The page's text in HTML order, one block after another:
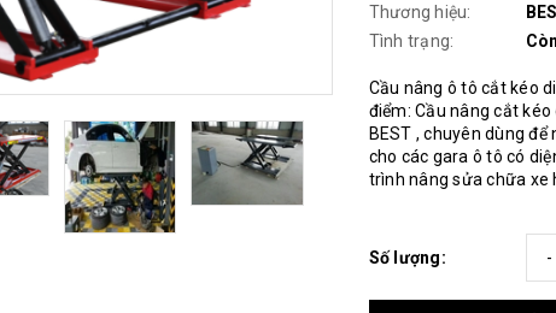
Thương hiệu:
Tình trạng:
Cầu nâng ô tô cắt kéo
điểm: Cầu nâng cắt
BEST , chuyên dùng
cho các gara ô tô có
trình nâng sửa chữa xe
Số lượng: -